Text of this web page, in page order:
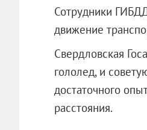
Сотрудники
движение
Свердловская
гололед, и
достаточного
расстояния.